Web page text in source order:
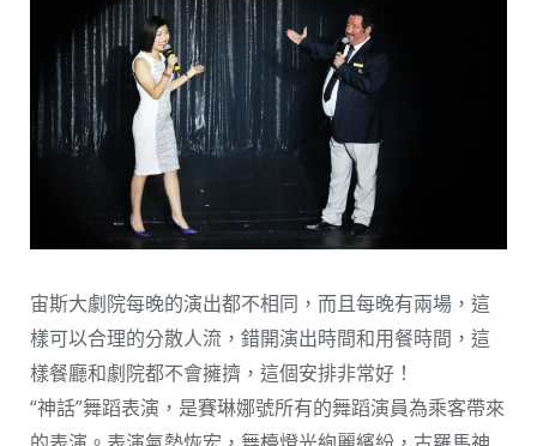
宙斯大劇院每晚的演出都不相同，而且每晚有兩場，這
樣可以合理的分散人流，錯開演出時間和用餐時間，這
樣餐廳和劇院都不會擁擠，這個安排非常好！
“神話”舞蹈表演，是賽琳娜號所有的舞蹈演員為乘客帶來